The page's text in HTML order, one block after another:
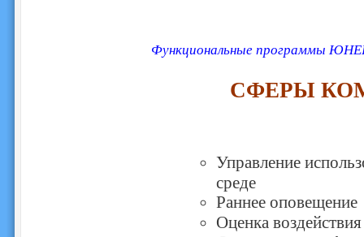
Функциональные программы
СФЕРЫ
Управление
среде
Раннее оповещение
Оценка